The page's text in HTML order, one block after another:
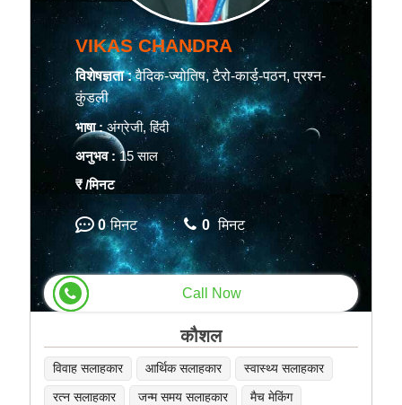
VIKAS CHANDRA
विशेषज्ञता :वैदिक-ज्योतिष, टैरो-कार्ड-पठन, प्रश्न-
कुंडली
भाषा : अंग्रेजी, हिंदी
अनुभव :15 साल
₹/मिनट
0 मिनट 0 मिनट
Call Now
कौशल
विवाह सलाहकार आर्थिक सलाहकार
स्वास्थ्य सलाहकार
रत्न सलाहकार
जन्म समय सलाहकार
मैच मेकिंग